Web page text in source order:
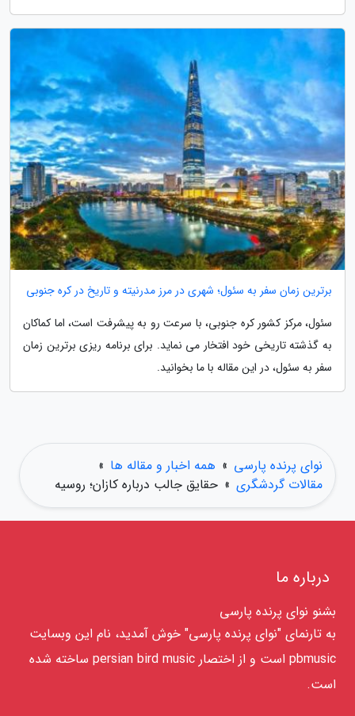
برترین زمان سفر به سئول؛ شهری در مرز مدرنیته و تاریخ در کره جنوبی
سئول، مرکز کشور کره جنوبی، با سرعت رو به پیشرفت است، اما کماکان
به گذشته تاریخی خود افتخار می نماید. برای برنامه ریزی برترین زمان
سفر به سئول، در این مقاله با ما بخوانید.
نوای پرنده پارسی » همه اخبار و مقاله ها »
مقالات گردشگری » حقایق جالب درباره کازان؛ روسیه
درباره ما
بشنو نوای پرنده پارسی
به تارنمای "نوای پرنده پارسی" خوش آمدید، نام این وبسایت
pbmusic است و از اختصار persian bird music ساخته شده
است.